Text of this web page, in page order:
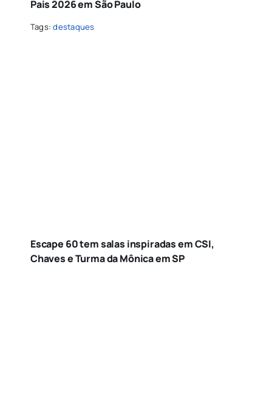
Pais 2026 em São Paulo
Tags:destaques
Escape 60 tem salas inspiradas em CSI,
Chaves e Turma da Mônica em SP